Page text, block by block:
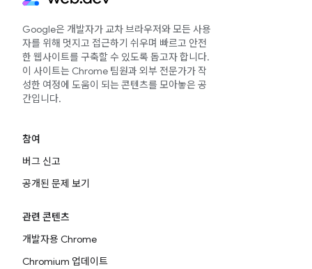
Google은 개발자가 교차 브라우저와 모든 사용
자를 위해 멋지고 접근하기 쉬우며 빠르고 안전
한 웹사이트를 구축할 수 있도록 돕고자 합니다.
이 사이트는 Chrome 팀원과 외부 전문가가 작
성한 여정에 도움이 되는 콘텐츠를 모아놓은 공
간입니다.
참여
버그 신고
공개된 문제 보기
관련 콘텐츠
개발자용 Chrome
Chromium 업데이트